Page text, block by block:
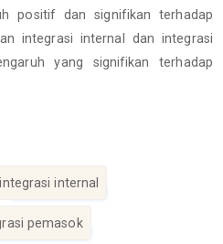
positif dan signifikan terhadap
integrasi internal dan integrasi
yang signifikan terhadap
integrasi internal
pemasok